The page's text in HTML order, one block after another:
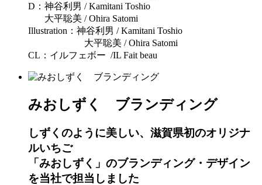
D：神谷利男 / Kamitani Toshio
大平聡美 / Ohira Satomi
Illustration：神谷利男 / Kamitani Toshio
大平聡美 / Ohira Satomi
CL：イルフェボー /IL Fait beau
みおしずく ブランディング
しずくのように美しい、滋賀県初のオリジナ
ルいちご
「みおしずく」のブランディング・デザイン
を当社で担当しました